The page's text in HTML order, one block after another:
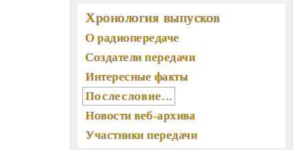
Хронология выпусков
О радиопередаче
Создатели передачи
Интересные факты
Послесловие...
Новости веб-архива
Участники передачи